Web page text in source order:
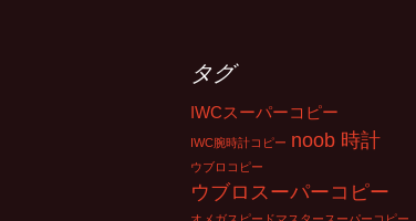
タグ
IWCスーパーコピー
IWC腕時計コピー noob 時計
ウブロコピー
ウブロスーパーコピー